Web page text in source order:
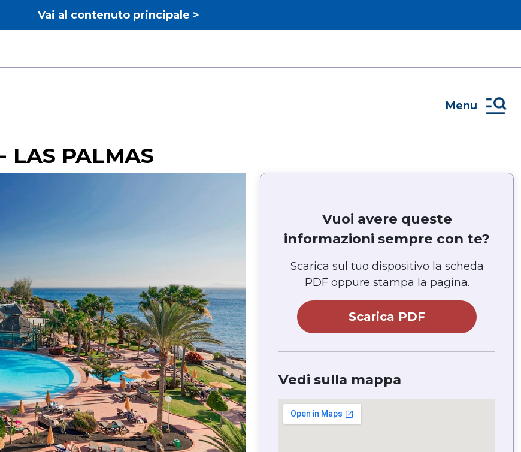
Vai al contenuto principale >
Menu
LAS PALMAS
Vuoi avere queste
informazioni sempre con te?
Scarica sul tuo dispositivo la scheda
PDF oppure stampa la pagina.
Scarica PDF
Vedi sulla mappa